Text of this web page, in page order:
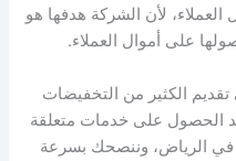
لأن الشركة هدفها هو
على أموال العملاء.
الكثير من التخفيضات
الحصول على خدمات متعلقة
الرياض، وننصحك بسرعة